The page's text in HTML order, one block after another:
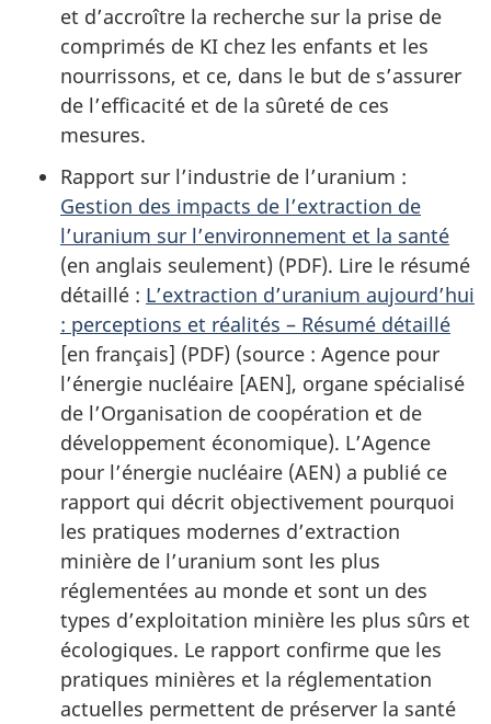
et d’accroître la recherche sur la prise de
comprimés de KI chez les enfants et les
nourrissons, et ce, dans le but de s’assurer
de l’efficacité et de la sûreté de ces
mesures.
Rapport sur l’industrie de l’uranium :
Gestion des impacts de l’extraction de
l’uranium sur l’environnement et la santé
(en anglais seulement) (PDF). Lire le résumé
détaillé : L’extraction d’uranium aujourd’hui
: perceptions et réalités – Résumé détaillé
[en français] (PDF) (source : Agence pour
l’énergie nucléaire [AEN], organe spécialisé
de l’Organisation de coopération et de
développement économique). L’Agence
pour l’énergie nucléaire (AEN) a publié ce
rapport qui décrit objectivement pourquoi
les pratiques modernes d’extraction
minière de l’uranium sont les plus
réglementées au monde et sont un des
types d’exploitation minière les plus sûrs et
écologiques. Le rapport confirme que les
pratiques minières et la réglementation
actuelles permettent de préserver la santé